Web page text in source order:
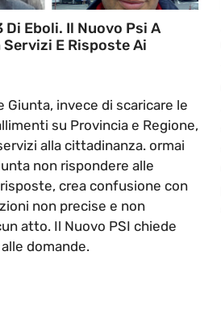
Di Eboli. Il Nuovo Psi A
E Risposte Ai
Giunta, invece di scaricare le
su Provincia e Regione,
alla cittadinanza. ormai
non rispondere alle
crea confusione con
non precise e non
atto. Il Nuovo PSI chiede
domande.